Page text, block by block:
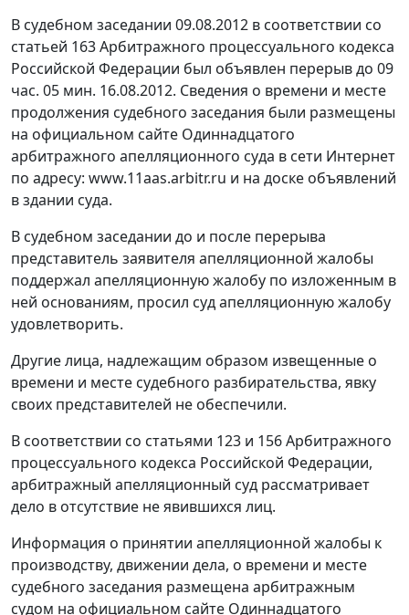
В судебном заседании 09.08.2012 в соответствии со
статьей 163Арбитражного процессуального кодекса
Российской Федерации был объявлен перерыв до 09
час. 05 мин. 16.08.2012. Сведения о времени и месте
продолжения судебного заседания были размещены
на официальном сайте Одиннадцатого
арбитражного апелляционного суда в сети Интернет
по адресу: www.11aas.arbitr.ru и на доске объявлений
в здании суда.
В судебном заседании до и после перерыва
представитель заявителя апелляционной жалобы
поддержал апелляционную жалобу по изложенным в
ней основаниям, просил суд апелляционную жалобу
удовлетворить.
Другие лица, надлежащим образом извещенные о
времени и месте судебного разбирательства, явку
своих представителей не обеспечили.
В соответствии со статьями 123 и 156Арбитражного
процессуального кодекса Российской Федерации,
арбитражный апелляционный суд рассматривает
дело в отсутствие не явившихся лиц.
Информация о принятии апелляционной жалобы к
производству, движении дела, о времени и месте
судебного заседания размещена арбитражным
судом на официальном сайте Одиннадцатого